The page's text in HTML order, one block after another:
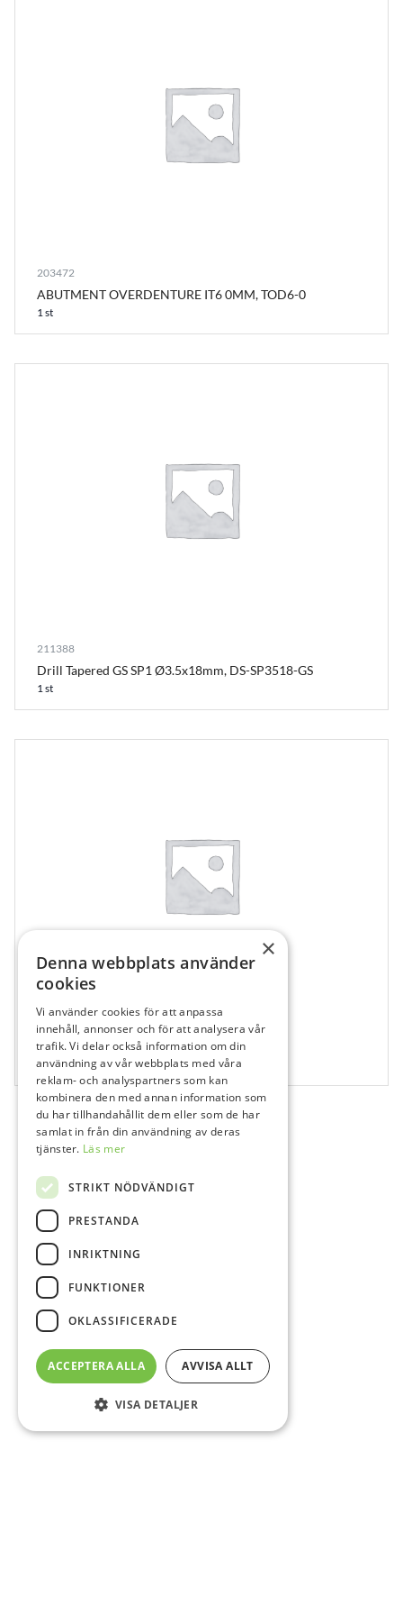
203472
ABUTMENT OVERDENTURE IT6 0MM, TOD6-0
1 st
211388
Drill Tapered GS SP1 Ø3.5x18mm, DS-SP3518-GS
1 st
211304
Drill Cortical Countersink SP1, D-CS-SP
1 st
×
Denna webbplats använder
cookies
Vi använder cookies för att anpassa
innehåll, annonser och för att analysera vår
trafik. Vi delar också information om din
användning av vår webbplats med våra
reklam- och analyspartners som kan
kombinera den med annan information som
du har tillhandahållit dem eller som de har
samlat in från din användning av deras
tjänster. Läs mer
STRIKT NÖDVÄNDIGT
PRESTANDA
INRIKTNING
FUNKTIONER
OKLASSIFICERADE
ACCEPTERA ALLA AVVISA ALLT
VISA DETALJER